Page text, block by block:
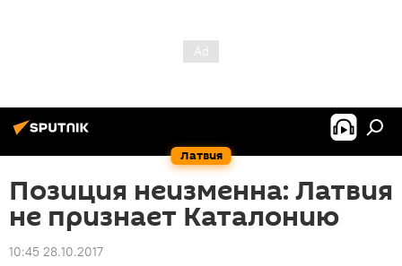
Латвия
Позиция неизменна: Латвия
не признает Каталонию
10:45 28.10.2017